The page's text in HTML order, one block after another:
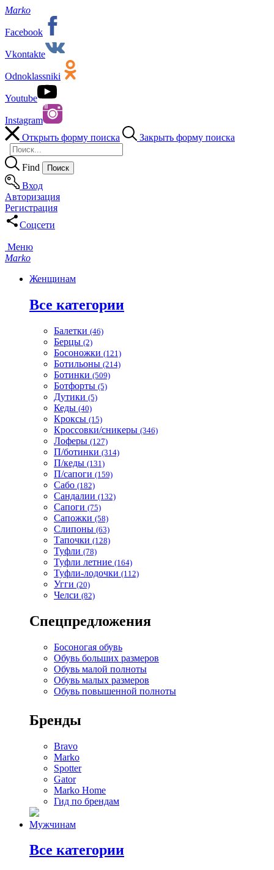
Marko
Facebook
Vkontakte
Odnoklassniki
Youtube
Instagram
Открыть форму поиска
Закрыть форму поиска
Find
Вход
Авторизация
Регистрация
Соцсети
Меню
Marko
Женщинам
Все категории
Балетки (46)
Берцы (2)
Босоножки (121)
Ботильоны (214)
Ботинки (509)
Ботфорты (5)
Дутики (5)
Кеды (40)
Кроксы (15)
Кроссовки/сникеры (346)
Лоферы (127)
П/ботинки (314)
П/кеды (131)
П/сапоги (159)
Сабо (182)
Сандалии (132)
Сапоги (75)
Сапожки (58)
Слипоны (63)
Тапочки (128)
Туфли (78)
Туфли летние (164)
Туфли-лодочки (112)
Угги (20)
Челси (82)
Спецпредложения
Босоногая обувь
Обувь больших размеров
Обувь малой полноты
Обувь малых размеров
Обувь повышенной полноты
Бренды
Bravo
Marko
Spotter
Gator
Marko Home
Гид по брендам
Мужчинам
Все категории